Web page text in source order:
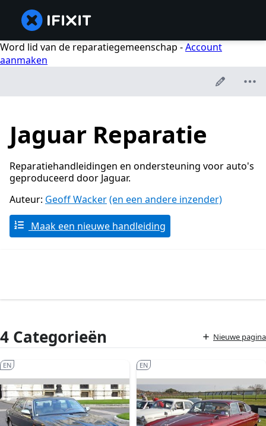
Word lid van de reparatiegemeenschap -Account
aanmaken
Jaguar Reparatie
Reparatiehandleidingen en ondersteuning voor auto's
geproduceerd door Jaguar.
Auteur: Geoff Wacker(en een andere inzender)
Maak een nieuwe handleiding
4 Categorieën Nieuwe pagina
EN EN